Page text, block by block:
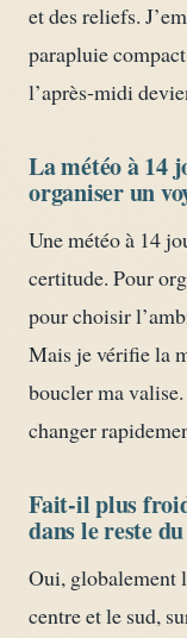
et des reliefs.
parapluie
l’après-midi
La météo à 14
organiser un
Une météo à 14
certitude. Pour
pour choisir
Mais je vérifie la
boucler ma
changer
Fait-il plus
dans le reste
Oui, globalement
centre et le sud,